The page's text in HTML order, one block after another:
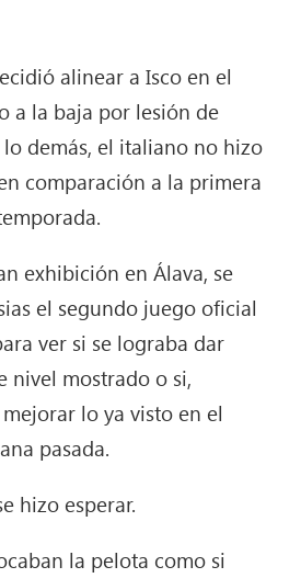
alinear a Isco en el
a la baja por lesión de
demás, el italiano no hizo
comparación a la primera
exhibición en Álava, se
el segundo juego oficial
ver si se lograba dar
nivel mostrado o si,
lo ya visto en el
pasada.
hizo esperar.
la pelota como si